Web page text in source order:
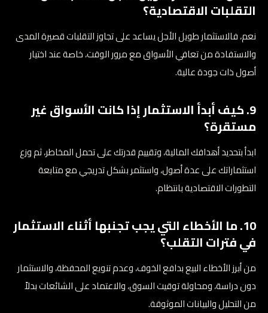
التقلبات الاقتصادية؟
نعم، فالاستثمار طويل الأجل يساعد على تجاوز التقلبات قصيرة المدى
والاستفادة من تعافي الأسواق مع مرور الوقت، خاصة عند اختيار
أصول ذات جودة عالية.
9. كيف أبدأ الاستثمار إذا كانت الأسواق غير
مستقرة؟
ابدأ بتحديد أهدافك المالية، وتقييم قدرتك على تحمل المخاطر، ثم وزع
استثماراتك على عدة أصول، واستثمر بشكل تدريجي مع متابعة
التطورات الاقتصادية بانتظام.
10. ما الأخطاء التي يجب تجنبها أثناء الاستثمار
في فترات التقلب؟
من أبرز الأخطاء البيع بدافع الخوف، وعدم تنويع المحفظة، والاستثمار
دون دراسة، ومحاولة توقيت السوق، والاعتماد على الشائعات بدلاً
من التحليل والبيانات الموثوقة.